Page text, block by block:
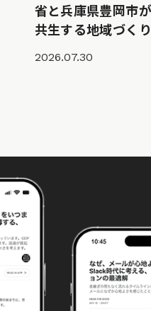
省と兵庫県豊岡市
共生する地域づくり
2026.07.30